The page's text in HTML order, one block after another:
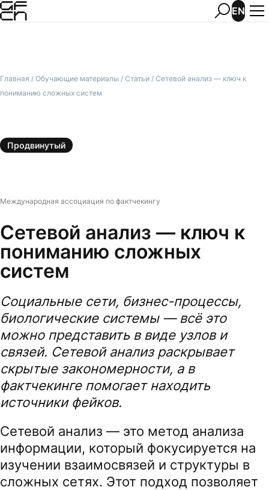
EN
Главная / Обучающие материалы / Статьи / Сетевой анализ — ключ к
пониманию сложных систем
Продвинутый
Международная ассоциация по фактчекингу
Сетевой анализ — ключ к
пониманию сложных
систем
Социальные сети, бизнес-процессы,
биологические системы — всё это
можно представить в виде узлов и
связей. Сетевой анализ раскрывает
скрытые закономерности, а в
фактчекинге помогает находить
источники фейков.
Сетевой анализ — это метод анализа
информации, который фокусируется на
изучении взаимосвязей и структуры в
сложных сетях. Этот подход позволяет